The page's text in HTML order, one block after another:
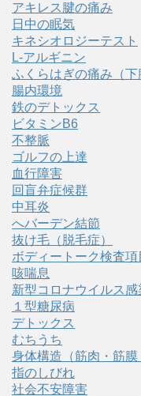
アキレス腱の痛み
日中の眠気
キネシオロジーテスト
L-アルギニン
ふくらはぎの痛み（下
腸内環境
鉄のデトックス
ビタミンB6
不整脈
ゴルフの上達
血行障害
回盲弁症候群
中耳炎
へバーデン結節
抜け毛（脱毛症）
ボディートーク検査項
咳喘息
新型コロナウイルス感
１型糖尿病
デトックス
むちうち
身体構造（筋肉・筋
指のしびれ
社会不安障害